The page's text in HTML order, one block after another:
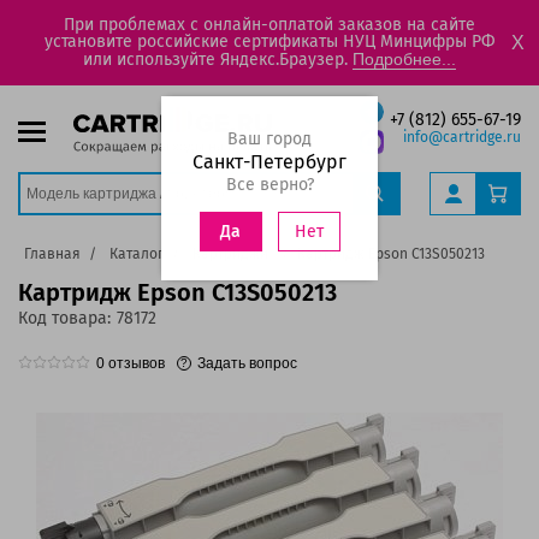
При проблемах с онлайн-оплатой заказов на сайте
установите российские сертификаты НУЦ Минцифры РФ
или используйте Яндекс.Браузер. Подробнее...
X
+7 (812) 655-67-19
info@cartridge.ru
Ваш город
Санкт-Петербург
Все верно?
Да Нет
Главная Каталог Картриджи Картридж Epson C13S050213
Картридж Epson C13S050213
Код товара: 78172
0 отзывов Задать вопрос